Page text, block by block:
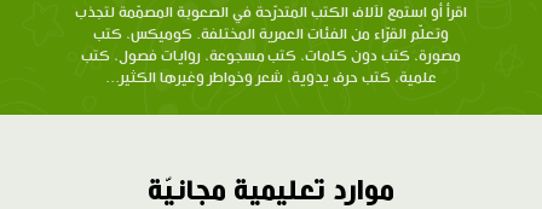
اقرأ أو استمع لآلاف الكتب المتدرّحة في الصعوبة المصمّمة لتجذب
وتعلّم القرّاء من الفئات العمرية المختلفة. كوميكس، كتب
مصورة، كتب دون كلمات، كتب مسجوعة، روايات فصول، كتب
علمية، كتب حرف يدوية، شعر وخواطر وغيرها الكثير...
موارد تعليمية مجانيّة